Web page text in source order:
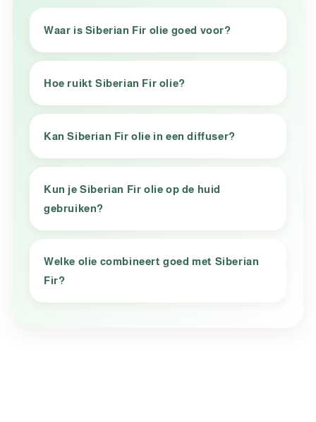
Waar is Siberian Fir olie goed voor?
Hoe ruikt Siberian Fir olie?
Kan Siberian Fir olie in een diffuser?
Kun je Siberian Fir olie op de huid
gebruiken?
Welke olie combineert goed met Siberian
Fir?